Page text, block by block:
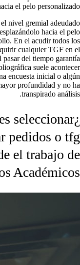
el pelo personalizado.
nivel gremial adeudado
hacia el pelo
En el acudir todos los
cualquier TGF en el
del tiempo garantía
suele acontecer
encuesta inicial o algún
profundidad y no ha
transpirado análisis.
seleccionar
pedidos o tfg
el trabajo de
Académicos?